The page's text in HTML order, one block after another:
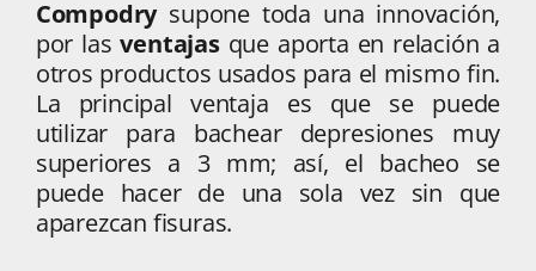
Compodrysupone toda una innovación,
por lasventajasque aporta en relación a
otros productos usados para el mismo fin.
La principal ventaja es que se puede
utilizar para bachear depresiones muy
superiores a 3 mm; así, el bacheo se
puede hacer de una sola vez sin que
aparezcan fisuras.